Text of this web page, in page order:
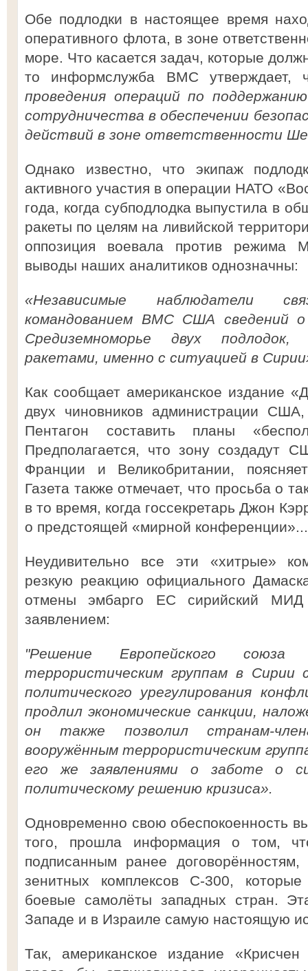
Обе подлодки в настоящее время
оперативного флота, в зоне
море. Что касается задач, которые
то информслужба ВМС
проведения операций по
сотрудничества в обеспечении
действий в зоне ответственности
Однако известно, что экипаж
активного участия в операции НАТО
года, когда субподлодка выпустила в
ракеты по целям на ливийской
оппозиция воевала против режима
выводы наших аналитиков однозначны:
«Независимые наблюдатели
командованием ВМС США сведений
Средиземноморье двух
ракетами, именно с ситуацией в
Как сообщает американское издание
двух чиновников администрации
Пентагон составить планы
Предполагается, что зону создадут
Франции и Великобритании,
Газета также отмечает, что просьба о
в то время, когда госсекретарь Джон
о предстоящей «мирной конференции»...
Неудивительно все эти «хитрые»
резкую реакцию официального
отмены эмбарго ЕС сирийский
заявлением:
"Решение Европейского
террористическим группам в Сирии
политического урегулирования
продлил экономические санкции,
он также позволил странам-
вооружённым террористическим
его же заявлениями о заботе о
политическому решению кризиса».
Одновременно свою обеспокоенность
того, прошла информация о том,
подписанным ранее
зенитных комплексов С-300,
боевые самолёты западных стран.
Западе и в Израиле самую настоящую
Так, американское издание